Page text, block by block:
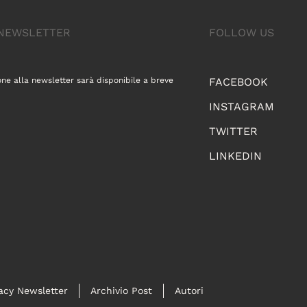
FOLLOW US
FACEBOOK
INSTAGRAM
TWITTER
LINKEDIN
alla newsletter sarà disponibile a breve
Newsletter Archivio Post Autori